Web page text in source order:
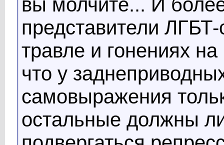
вы молчите... И
представители
травле и гонениях
что у
самовыражения
остальные должны